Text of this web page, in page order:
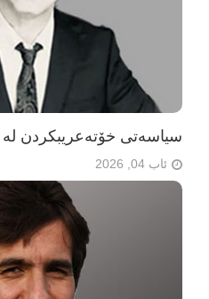
سیاسەتی خۆتەعریبکردن
ئاب 04, 2026